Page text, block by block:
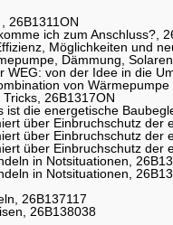
26B1311ON
ich zum Anschluss?,
Möglichkeiten und
Dämmung,
WEG: von der Idee in die
von
26B1317ON
ist die energetische
über Einbruchschutz der
über Einbruchschutz der
über Einbruchschutz der
in Notsituationen,
in Notsituationen,
26B137117
26B138038